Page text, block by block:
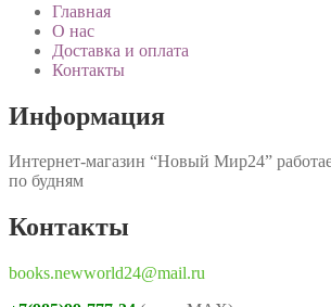
Главная
О нас
Доставка и оплата
Контакты
Информация
Интернет-магазин “Новый Мир24”
по будням
Контакты
books.newworld24@mail.ru